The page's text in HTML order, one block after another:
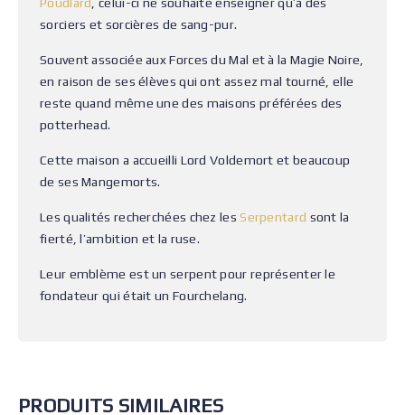
sorciers et sorcières de sang-pur.
Souvent associée aux Forces du Mal et à la Magie Noire,
en raison de ses élèves qui ont assez mal tourné, elle
reste quand même une des maisons préférées des
potterhead.
Cette maison a accueilli Lord Voldemort et beaucoup
de ses Mangemorts.
Les qualités recherchées chez lesSerpentard sont la
fierté, l’ambition et la ruse.
Leur emblème est un serpent pour représenter le
fondateur qui était un Fourchelang.
PRODUITS SIMILAIRES